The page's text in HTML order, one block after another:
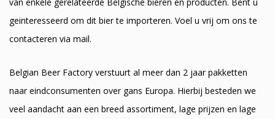
geinteresseerd om dit bier te importeren. Voel u vrij om ons te
contacteren via mail.
Belgian Beer Factory verstuurt al meer dan 2 jaar pakketten
naar eindconsumenten over gans Europa. Hierbij besteden we
veel aandacht aan een breed assortiment, lage prijzen en lage